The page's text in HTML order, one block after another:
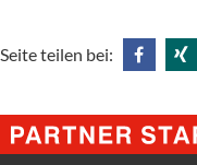
Seite teilen bei:
@
Facebook
@